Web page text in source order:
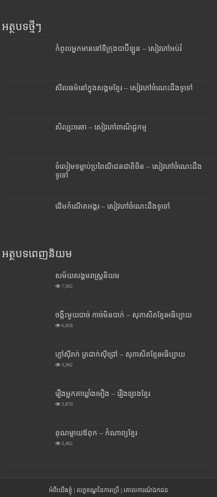
អត្ថបទថ្មីៗ
កំពូលអ្នកមាននៅទីក្រុងបាប៊ីឡូន – សៀវភៅអប់រំ
សីលធម៌នៅក្នុងសង្គមខ្មែរ – សៀវភៅចំណេះដឹងទូទៅ
សិល្បះចរចា – សៀវភៅពាណិជ្ជកម្ម
ទំលៀមទម្លាប់ប្រពៃណីជនជាតិចិន – សៀវភៅចំណេះដឹង
ទូទៅ
ដើមកំណើតអង្គរ – សៀវភៅចំណេះដឹងទូទៅ
អត្ថបទពេញនិយម
សម័យសង្គមរាស្រ្តនិយម
7,002
ចង្កឹះមួយបាច់ កាច់មិនបាក់ – សុភាសិតខ្មែរអធិប្បាយ
6,858
ក្តៅស៊ីរាក់ ត្រជាក់ស៊ីជ្រៅ – សុភាសិតខ្មែរអធិប្បាយ
3,962
រឿងអ្នកតាឃ្លាំងមឿង – រឿងព្រេងខ្មែរ
3,870
គុណម្តាយឪពុក – កំណាព្យខ្មែរ
3,402
អំពីយើងខ្ញុំ | លក្ខខណ្ឌនៃការប្រើ | គោលការណ៍ឯកជន